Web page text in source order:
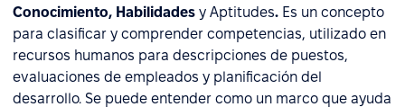
Conocimiento, Habilidades y Aptitudes. Es un concepto
para clasificar y comprender competencias, utilizado en
recursos humanos para descripciones de puestos,
evaluaciones de empleados y planificación del
desarrollo. Se puede entender como un marco que ayuda